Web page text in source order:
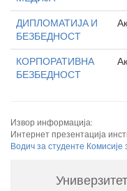
ДИПЛОМАТИЈА И
БЕЗБЕДНОСТ
КОРПОРАТИВНА
БЕЗБЕДНОСТ
Извор информација:
Интернет презентација
Водич за студенте Комисије